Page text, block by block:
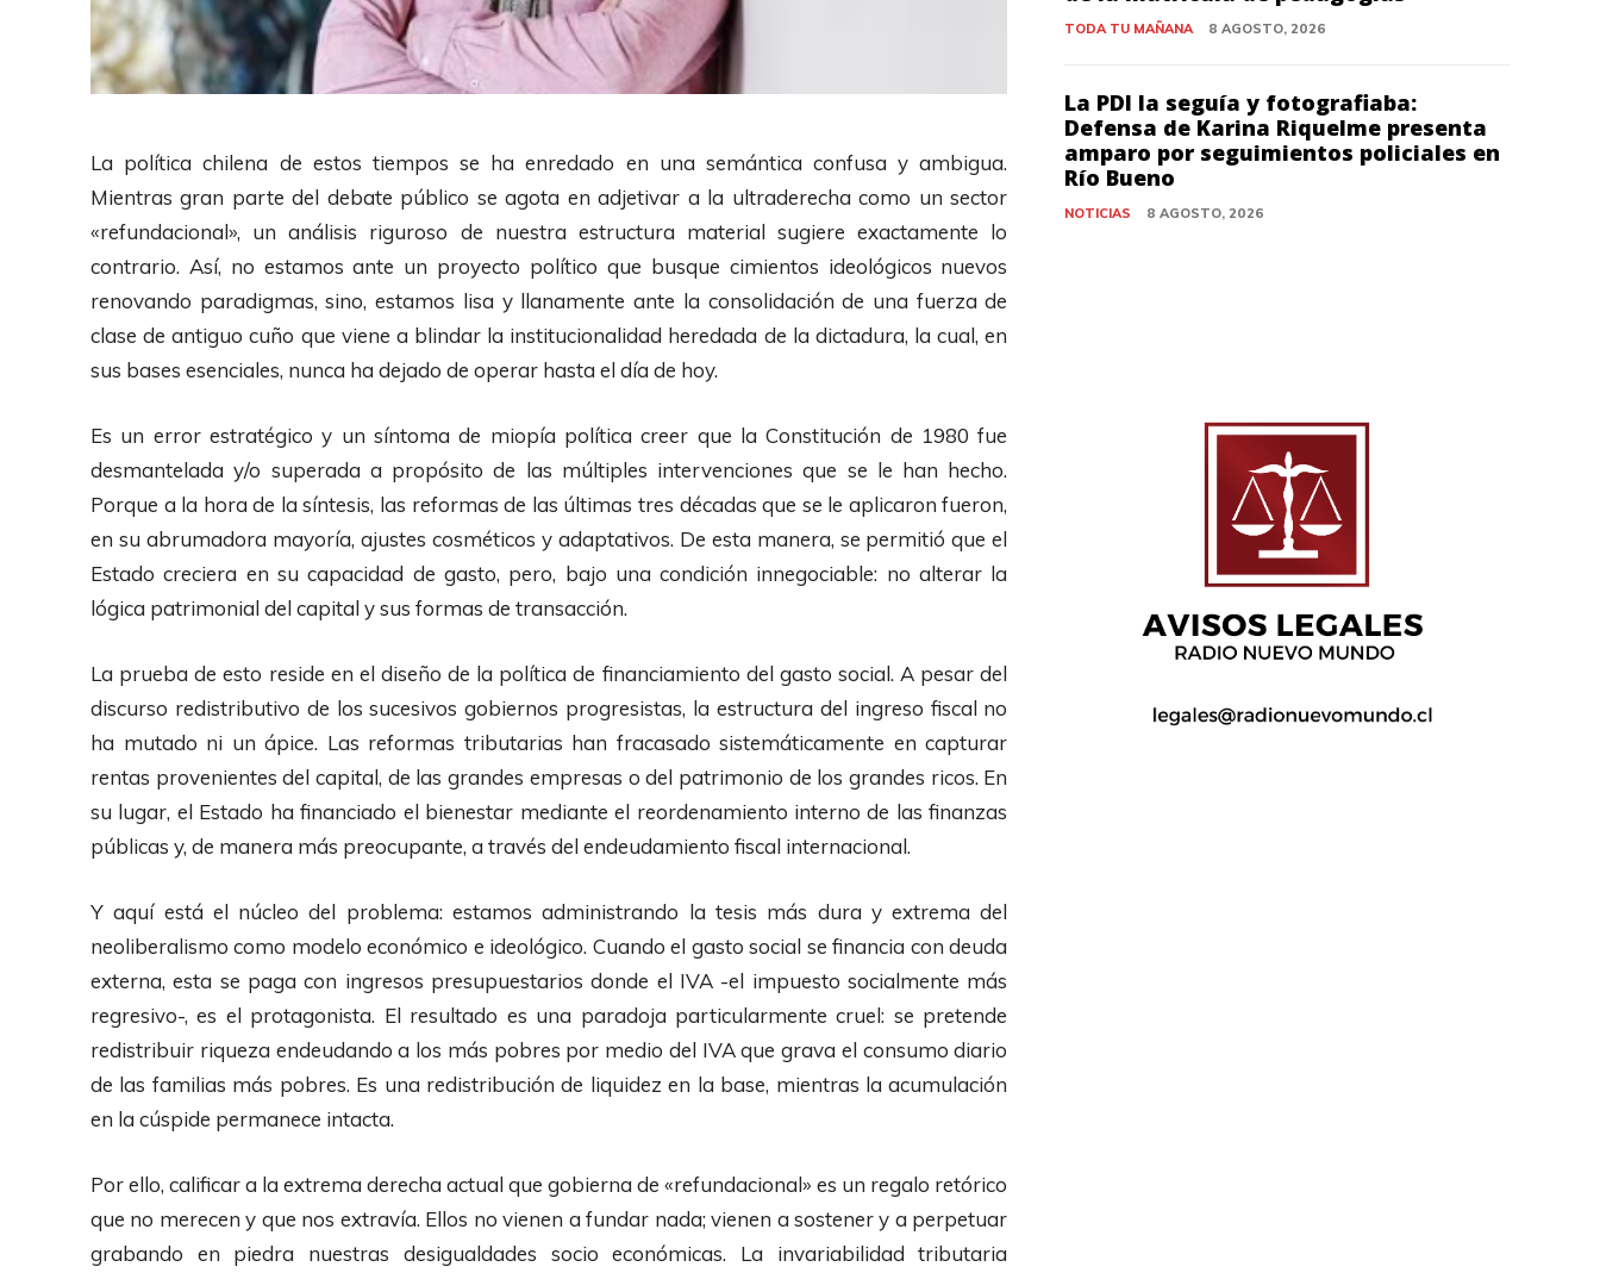
La política chilena de estos tiempos se ha enredado en una semántica confusa y ambigua.
Mientras gran parte del debate público se agota en adjetivar a la ultraderecha como un sector
«refundacional», un análisis riguroso de nuestra estructura material sugiere exactamente lo
contrario. Así, no estamos ante un proyecto político que busque cimientos ideológicos nuevos
renovando paradigmas, sino, estamos lisa y llanamente ante la consolidación de una fuerza de
clase de antiguo cuño que viene a blindar la institucionalidad heredada de la dictadura, la cual, en
sus bases esenciales, nunca ha dejado de operar hasta el día de hoy.
Es un error estratégico y un síntoma de miopía política creer que la Constitución de 1980 fue
desmantelada y/o superada a propósito de las múltiples intervenciones que se le han hecho.
Porque a la hora de la síntesis, las reformas de las últimas tres décadas que se le aplicaron fueron,
en su abrumadora mayoría, ajustes cosméticos y adaptativos. De esta manera, se permitió que el
Estado creciera en su capacidad de gasto, pero, bajo una condición innegociable: no alterar la
lógica patrimonial del capital y sus formas de transacción.
La prueba de esto reside en el diseño de la política de financiamiento del gasto social. A pesar del
discurso redistributivo de los sucesivos gobiernos progresistas, la estructura del ingreso fiscal no
ha mutado ni un ápice. Las reformas tributarias han fracasado sistemáticamente en capturar
rentas provenientes del capital, de las grandes empresas o del patrimonio de los grandes ricos. En
su lugar, el Estado ha financiado el bienestar mediante el reordenamiento interno de las finanzas
públicas y, de manera más preocupante, a través del endeudamiento fiscal internacional.
Y aquí está el núcleo del problema: estamos administrando la tesis más dura y extrema del
neoliberalismo como modelo económico e ideológico. Cuando el gasto social se financia con deuda
externa, esta se paga con ingresos presupuestarios donde el IVA -el impuesto socialmente más
regresivo-, es el protagonista. El resultado es una paradoja particularmente cruel: se pretende
redistribuir riqueza endeudando a los más pobres por medio del IVA que grava el consumo diario
de las familias más pobres. Es una redistribución de liquidez en la base, mientras la acumulación
en la cúspide permanece intacta.
Por ello, calificar a la extrema derecha actual que gobierna de «refundacional» es un regalo retórico
que no merecen y que nos extravía. Ellos no vienen a fundar nada; vienen a sostener y a perpetuar
grabando en piedra nuestras desigualdades socio económicas. La invariabilidad tributaria
TODA TU MAÑANA 8 AGOSTO, 2026
La PDI la seguía y fotografiaba:
Defensa de Karina Riquelme presenta
amparo por seguimientos policiales en
Río Bueno
NOTICIAS 8 AGOSTO, 2026